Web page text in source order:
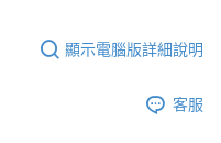
顯示電腦版詳細說明
客服